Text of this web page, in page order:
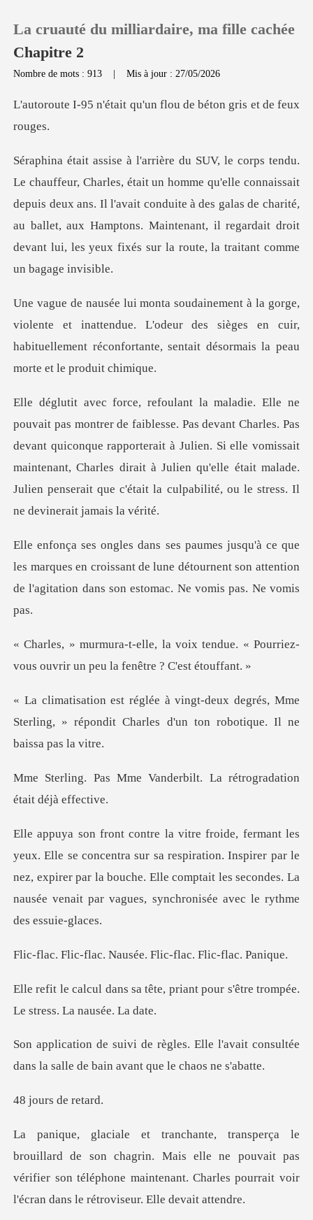
0
Historique
Déconnexion
Télécharger l'appli
La cruauté du milliardaire, ma fille cachée
Chapitre 2
Nombre de mots : 913 |Mis à jour : 27/05/2026
it qu'un flou de béton
connaissait
depuis deux ans. Il l'avait conduite à des galas de charité,
au ballet, aux Hamptons. Maint
et inattendue. L'odeur des sièges en cuir,
habituellement réconf
s. Pas
devant quiconque rapporterait à Julien. Si elle vomissait
maintenant, Charles dirait à Julien qu'ell
s marques en croissant de lune détournent son attention
d
x tendue. « Pourriez-
vous ouvrir un
degrés, Mme
Sterling, » répondit Charles d'
nderbilt. La rétrogradat
ur sa respiration. Inspirer par le
nez, expirer par la bouche. Elle comptait les se
. Nausée. Flic-flac.
te, priant pour s'être trompée.
lle l'avait consultée
dans la salle d
rs de
hagrin. Mais elle ne pouvait pas
vérifier son téléphone maintenant. C